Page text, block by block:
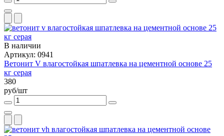
В наличии
Артикул: 0941
Ветонит V влагостойкая шпатлевка на цементной основе 25
кг серая
380
руб/шт